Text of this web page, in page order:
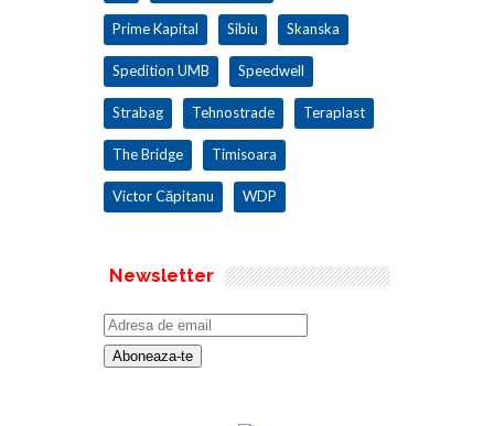
Prime Kapital Sibiu Skanska
Spedition UMB Speedwell
Strabag Tehnostrade Teraplast
The Bridge Timisoara
Victor Căpitanu WDP
Newsletter